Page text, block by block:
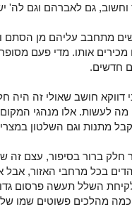
גם לאברהם וגם לה'
מתחבב עליהם מן הסתם
אותו. מדי פעם
חדשים.
דווקא חושב שאולי זה
לעשות. אלו מנהגי
מתנות וגם השלטון
ברור בסיפור, עצם זה
הדים בכל מרחבי האזור,
השלל תעשה פרסום
מהלכים פשוטים שמו